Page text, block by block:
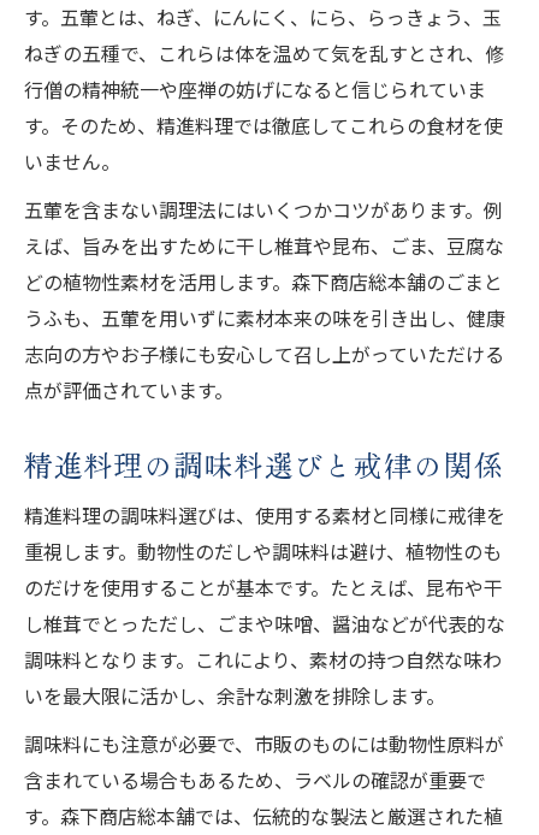
す。五葷とは、ねぎ、にんにく、にら、らっきょう、玉
ねぎの五種で、これらは体を温めて気を乱すとされ、修
行僧の精神統一や座禅の妨げになると信じられていま
す。そのため、精進料理では徹底してこれらの食材を使
いません。
五葷を含まない調理法にはいくつかコツがあります。例
えば、旨みを出すために干し椎茸や昆布、ごま、豆腐な
どの植物性素材を活用します。森下商店総本舗のごまと
うふも、五葷を用いずに素材本来の味を引き出し、健康
志向の方やお子様にも安心して召し上がっていただける
点が評価されています。
精進料理の調味料選びと戒律の関係
精進料理の調味料選びは、使用する素材と同様に戒律を
重視します。動物性のだしや調味料は避け、植物性のも
のだけを使用することが基本です。たとえば、昆布や干
し椎茸でとっただし、ごまや味噌、醤油などが代表的な
調味料となります。これにより、素材の持つ自然な味わ
いを最大限に活かし、余計な刺激を排除します。
調味料にも注意が必要で、市販のものには動物性原料が
含まれている場合もあるため、ラベルの確認が重要で
す。森下商店総本舗では、伝統的な製法と厳選された植